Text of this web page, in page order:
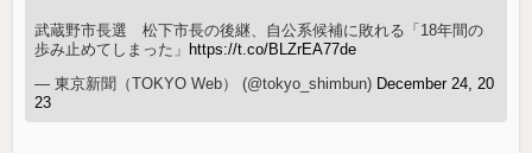
武蔵野市長選 松下市長の後継、自公系候補に敗れる「18年間の
歩み止めてしまった」 https://t.co/BLZrEA77de
— 東京新聞（TOKYO Web） (@tokyo_shimbun) December 24, 20
23